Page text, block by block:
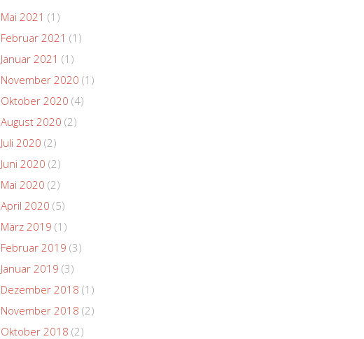
Mai 2021 (1)
Februar 2021 (1)
Januar 2021 (1)
November 2020 (1)
Oktober 2020 (4)
August 2020 (2)
Juli 2020 (2)
Juni 2020 (2)
Mai 2020 (2)
April 2020 (5)
März 2019 (1)
Februar 2019 (3)
Januar 2019 (3)
Dezember 2018 (1)
November 2018 (2)
Oktober 2018 (2)